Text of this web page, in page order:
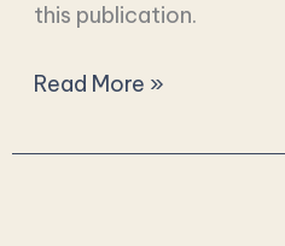
this publication.
Read More »